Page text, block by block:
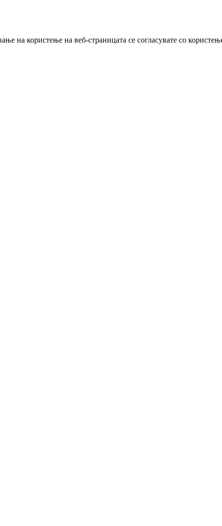
на користење на веб-страницата се согласувате со